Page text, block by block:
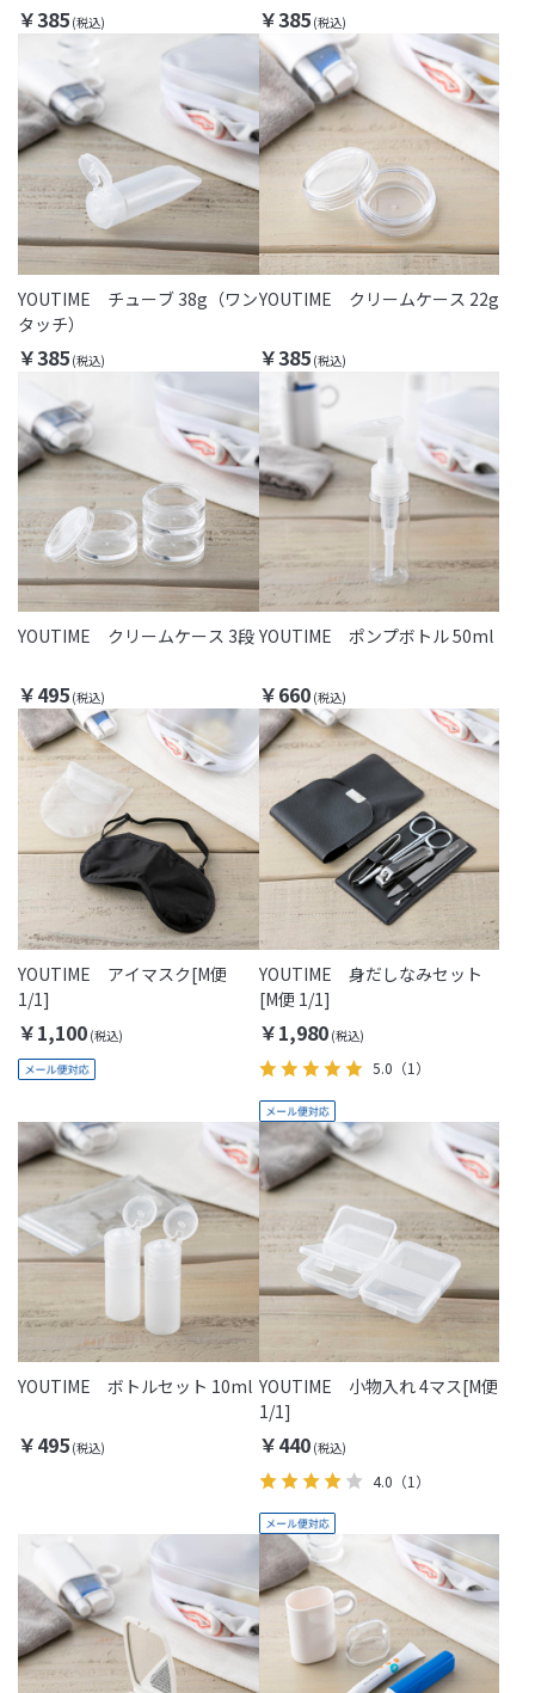
￥385 ￥385
YOUTIME チューブ 38g（ワン
タッチ）
￥385
YOUTIME クリームケース 22g
￥385
YOUTIME クリームケース 3段
￥495
YOUTIME ポンプボトル 50ml
￥660
YOUTIME アイマスク[M便
1/1]
￥1,100
YOUTIME 身だしなみセット
[M便 1/1]
￥1,980
5.0 （1）
YOUTIME ボトルセット 10ml
￥495
YOUTIME 小物入れ 4マス[M便
1/1]
￥440
4.0 （1）